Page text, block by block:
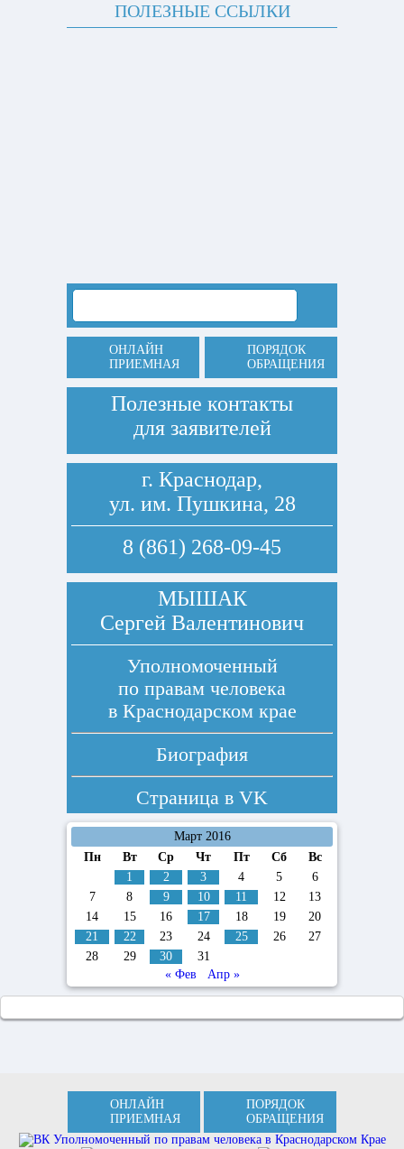
ПОЛЕЗНЫЕ ССЫЛКИ
ОНЛАЙН
ПРИЕМНАЯ
ПОРЯДОК
ОБРАЩЕНИЯ
Полезные контакты
для заявителей
г. Краснодар,
ул. им. Пушкина, 28
8 (861) 268-09-45
МЫШАК
Сергей Валентинович
Уполномоченный
по правам человека
в Краснодарском крае
Биография
Страница в VK
Март 2016
Пн
Вт Ср Чт Пт Сб
Вс
1
2 3 4 5
6
7
8 9 10 11 12
13
14
15 16 17 18 19
20
21
22 23 24 25 26
27
28
29 30
31
« Фев
Апр »
ОНЛАЙН
ПРИЕМНАЯ
ПОРЯДОК
ОБРАЩЕНИЯ